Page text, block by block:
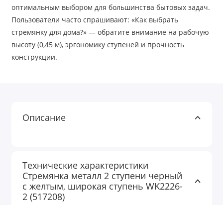
оптимальным выбором для большинства бытовых задач.
Пользователи часто спрашивают: «Как выбрать
стремянку для дома?» — обратите внимание на рабочую
высоту (0,45 м), эргономику ступеней и прочность
конструкции.
Описание
Технические характеристики
Стремянка металл 2 ступени черный
с желтым, широкая ступень WK2226-
2 (517208)